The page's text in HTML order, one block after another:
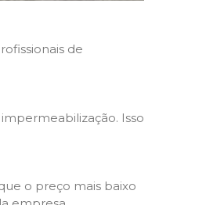
de
Isso
o preço mais baixo